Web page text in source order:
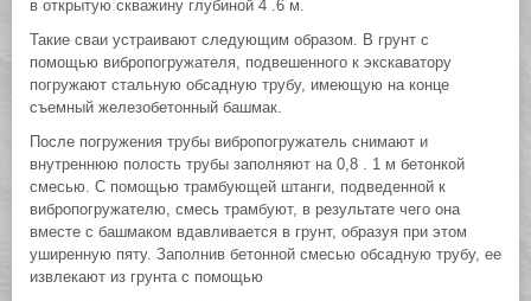
в открытую скважину глубиной 4 .6 м.
Такие сваи устраивают следующим образом. В грунт с
помощью вибропогружателя, подвешенного к экскаватору
погружают стальную обсадную трубу, имеющую на конце
съемный железобетонный башмак.
После погружения трубы вибропогружатель снимают и
внутреннюю полость трубы заполняют на 0,8 . 1 м бетонкой
смесью. С помощью трамбующей штанги, подведенной к
вибропогружателю, смесь трамбуют, в результате чего она
вместе с башмаком вдавливается в грунт, образуя при этом
уширенную пяту. Заполнив бетонной смесью обсадную трубу, ее
извлекают из грунта с помощью